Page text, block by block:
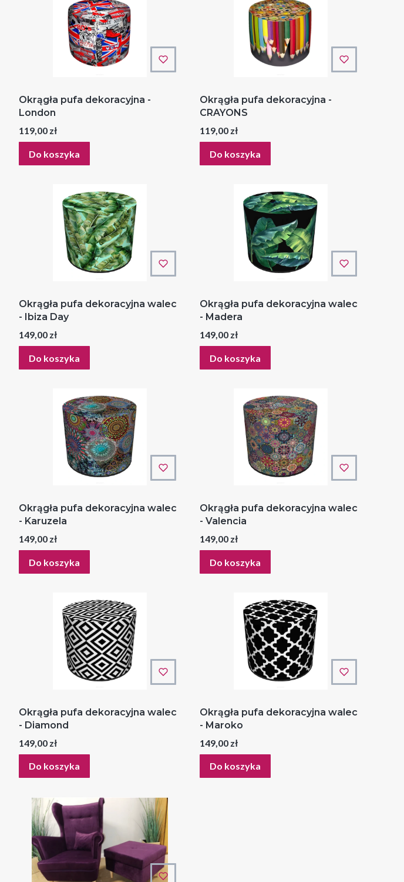
Okrągła pufa dekoracyjna -
London
Cena
119,00 zł
Do koszyka
Okrągła pufa dekoracyjna -
CRAYONS
Cena
119,00 zł
Do koszyka
Okrągła pufa dekoracyjna walec
- Ibiza Day
Cena
149,00 zł
Do koszyka
Okrągła pufa dekoracyjna walec
- Madera
Cena
149,00 zł
Do koszyka
Okrągła pufa dekoracyjna walec
- Karuzela
Cena
149,00 zł
Do koszyka
Okrągła pufa dekoracyjna walec
- Valencia
Cena
149,00 zł
Do koszyka
Okrągła pufa dekoracyjna walec
- Diamond
Cena
149,00 zł
Do koszyka
Okrągła pufa dekoracyjna walec
- Maroko
Cena
149,00 zł
Do koszyka